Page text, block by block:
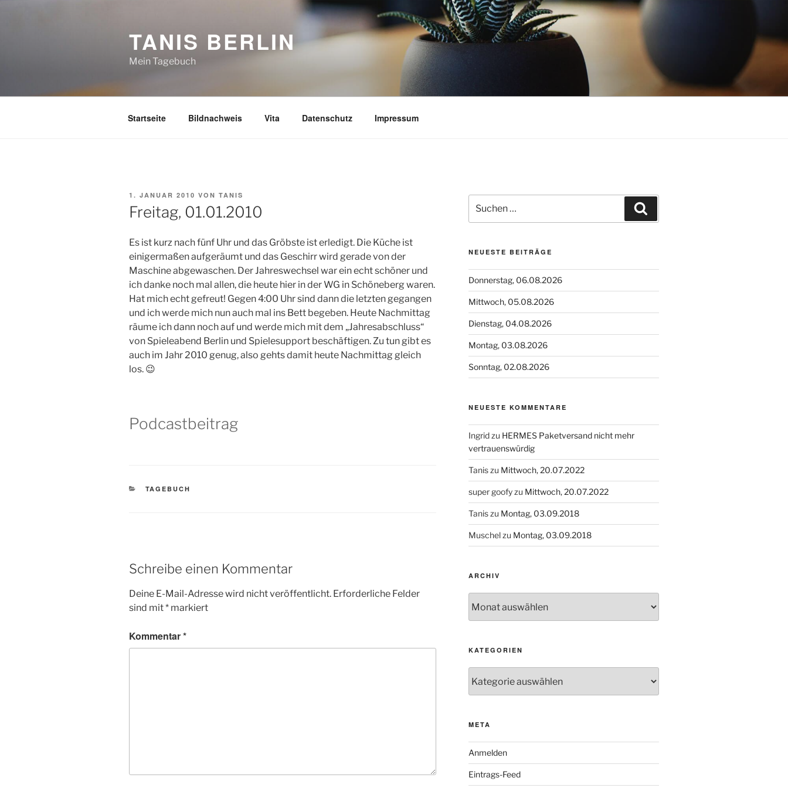
TANIS BERLIN
Mein Tagebuch
Startseite Bildnachweis Vita Datenschutz Impressum
VERÖFFENTLICHT
AM
1. JANUAR 2010 VON TANIS
Freitag, 01.01.2010
Es ist kurz nach fünf Uhr und das Gröbste ist erledigt. Die Küche ist
einigermaßen aufgeräumt und das Geschirr wird gerade von der
Maschine abgewaschen. Der Jahreswechsel war ein echt schöner und
ich danke noch mal allen, die heute hier in der WG in Schöneberg waren.
Hat mich echt gefreut! Gegen 4:00 Uhr sind dann die letzten gegangen
und ich werde mich nun auch mal ins Bett begeben. Heute Nachmittag
räume ich dann noch auf und werde mich mit dem „Jahresabschluss“
von Spieleabend Berlin und Spielesupport beschäftigen. Zu tun gibt es
auch im Jahr 2010 genug, also gehts damit heute Nachmittag gleich
los. 😉
Podcastbeitrag
KATEGORIEN
TAGEBUCH
Schreibe einen Kommentar
Deine E-Mail-Adresse wird nicht veröffentlicht. Erforderliche Felder
sind mit* markiert
Kommentar*
nach:
NEUESTE BEITRÄGE
Donnerstag, 06.08.2026
Mittwoch, 05.08.2026
Dienstag, 04.08.2026
Montag, 03.08.2026
Sonntag, 02.08.2026
NEUESTE KOMMENTARE
Ingridzu HERMES Paketversand nicht mehr
vertrauenswürdig
Taniszu Mittwoch, 20.07.2022
super goofyzu Mittwoch, 20.07.2022
Taniszu Montag, 03.09.2018
Muschelzu Montag, 03.09.2018
ARCHIV
KATEGORIEN
META
Anmelden
Eintrags-Feed